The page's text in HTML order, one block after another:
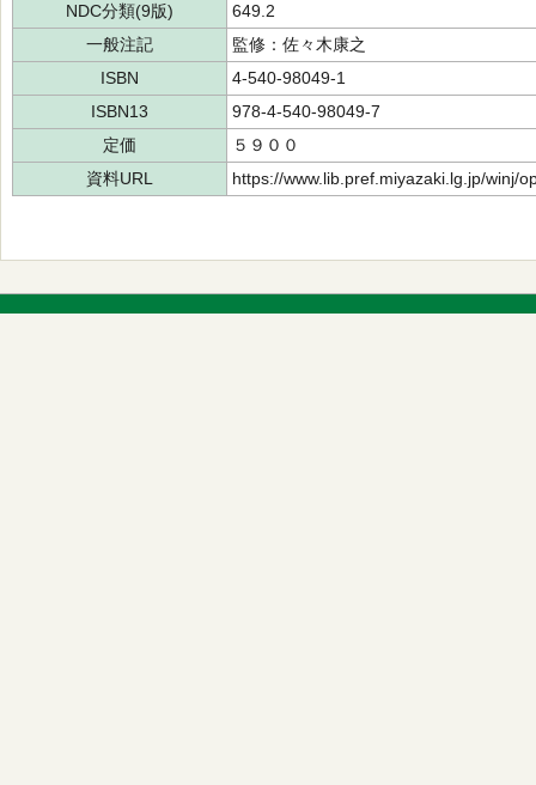
NDC分類(9版)
649.2
一般注記
監修：佐々木康之
ISBN
4-540-98049-1
ISBN13
978-4-540-98049-7
定価
５９００
資料URL
https://www.lib.pref.miyazaki.lg.jp/winj/